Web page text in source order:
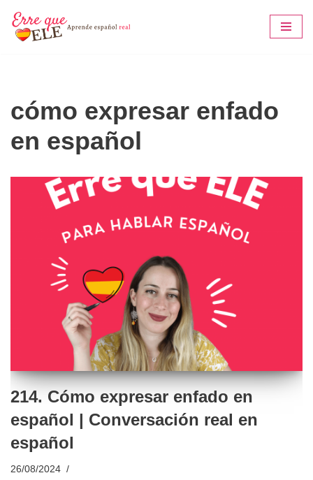
Saltar
cómo expresar enfado
en español
214. Cómo expresar enfado en
español | Conversación real en
español
26/08/2024